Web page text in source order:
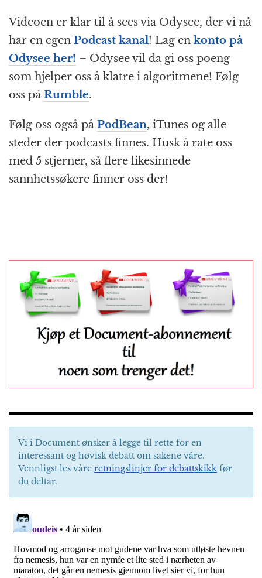
Videoen er klar til å sees via Odysee, der vi nå
har en egen Podcast kanal! Lag en konto på
Odysee her! – Odysee vil da gi oss poeng
som hjelper oss å klatre i algoritmene! Følg
oss på Rumble.
Følg oss også på PodBean, iTunes og alle
steder der podcasts finnes. Husk å rate oss
med 5 stjerner, så flere likesinnede
sannhetssøkere finner oss der!
Vi i Document ønsker å legge til rette for en
interessant og høvisk debatt om sakene våre.
Vennligst les våre retningslinjer for debattskikk før
du deltar.